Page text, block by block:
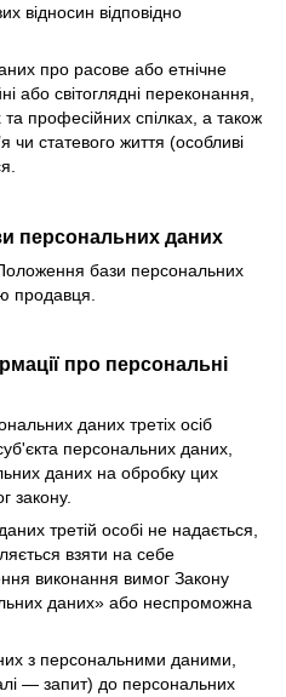
відносин відповідно
про расове або етнічне
або світоглядні переконання,
та професійних спілках, а також
чи статевого життя (особливі
персональних даних
бази персональних
продавця.
про персональні
даних третіх осіб
персональних даних,
даних на обробку цих
закону.
третій особі не надається,
взяти на себе
виконання вимог Закону
даних» або неспроможна
з персональними даними,
— запит) до персональних